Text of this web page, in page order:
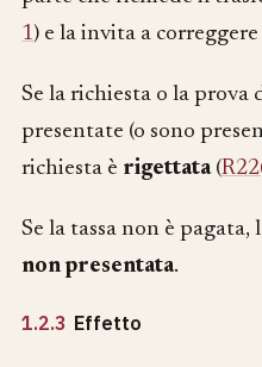
1) e la invita a
Se la richiesta o la prova
presentate (o sono
richiesta è rigettata(
Se la tassa non è pagata,
non presentata.
1.2.3 Effetto